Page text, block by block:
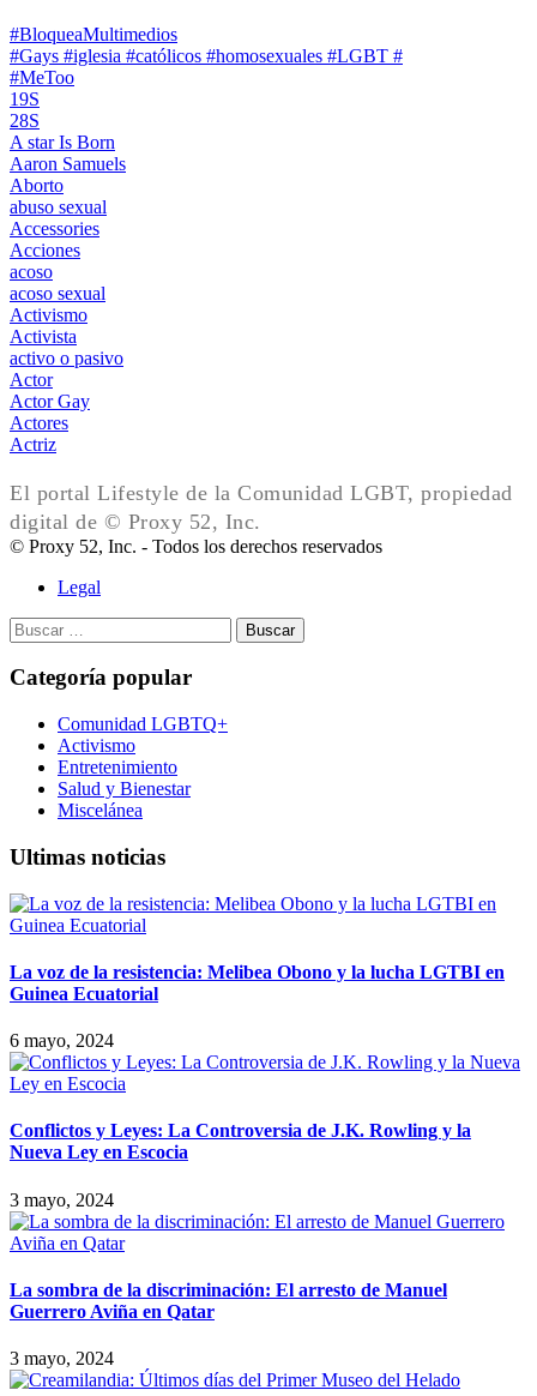
#BloqueaMultimedios
#Gays #iglesia #católicos #homosexuales #LGBT #
#MeToo
19S
28S
A star Is Born
Aaron Samuels
Aborto
abuso sexual
Accessories
Acciones
acoso
acoso sexual
Activismo
Activista
activo o pasivo
Actor
Actor Gay
Actores
Actriz
El portal Lifestyle de la Comunidad LGBT, propiedad
digital de © Proxy 52, Inc.
© Proxy 52, Inc. - Todos los derechos reservados
Legal
Buscar:
Categoría popular
Comunidad LGBTQ+
Activismo
Entretenimiento
Salud y Bienestar
Miscelánea
Ultimas noticias
La voz de la resistencia: Melibea Obono y la lucha LGTBI en
Guinea Ecuatorial
6 mayo, 2024
Conflictos y Leyes: La Controversia de J.K. Rowling y la
Nueva Ley en Escocia
3 mayo, 2024
La sombra de la discriminación: El arresto de Manuel
Guerrero Aviña en Qatar
3 mayo, 2024